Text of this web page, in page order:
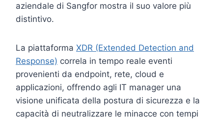
aziendale di Sangfor mostra il suo valore più
distintivo.
La piattaforma XDR (Extended Detection and
Response) correla in tempo reale eventi
provenienti da endpoint, rete, cloud e
applicazioni, offrendo agli IT manager una
visione unificata della postura di sicurezza e la
capacità di neutralizzare le minacce con tempi